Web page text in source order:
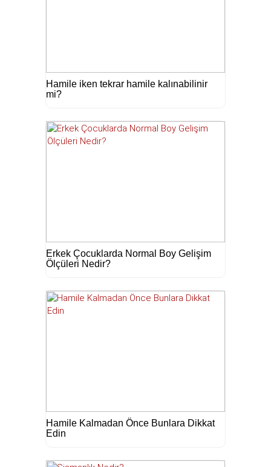
Hamile iken tekrar hamile kalınabilinir
mi?
Erkek Çocuklarda Normal Boy Gelişim
Ölçüleri Nedir?
Hamile Kalmadan Önce Bunlara Dikkat
Edin